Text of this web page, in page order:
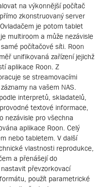
na výkonnější počítač
zkonstruovaný server
je potom tablet
multiroom a může nezávisle
počítačové síti. Roon
unifikovaná zařízení jejichž
aplikace Roon. Z
se streamovacími
na vašem NAS.
interpretů, skladatelů,
textové informace,
nezávisle pro všechna
aplikace Roon. Celý
nebo tabletem. V další
vlastnosti reprodukce,
a přenášejí do
převzorkovací
použít parametrické